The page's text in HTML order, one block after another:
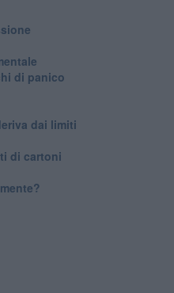
di panico
dai limiti
di cartoni